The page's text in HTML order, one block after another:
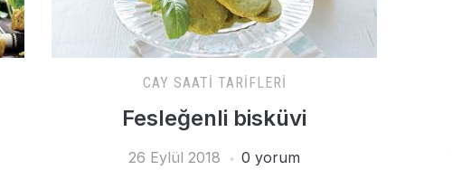
CAY SAATI TARIFLERI
Fesleğenli bisküvi
26 Eylül 2018 0 yorum